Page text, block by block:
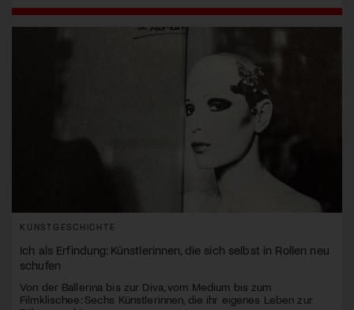
KUNSTGESCHICHTE
Ich als Erfindung: Künstlerinnen, die sich selbst in Rollen neu
schufen
Von der Ballerina bis zur Diva, vom Medium bis zum
Filmklischee: Sechs Künstlerinnen, die ihr eigenes Leben zur